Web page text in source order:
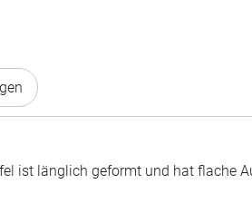
ist länglich geformt und hat flache